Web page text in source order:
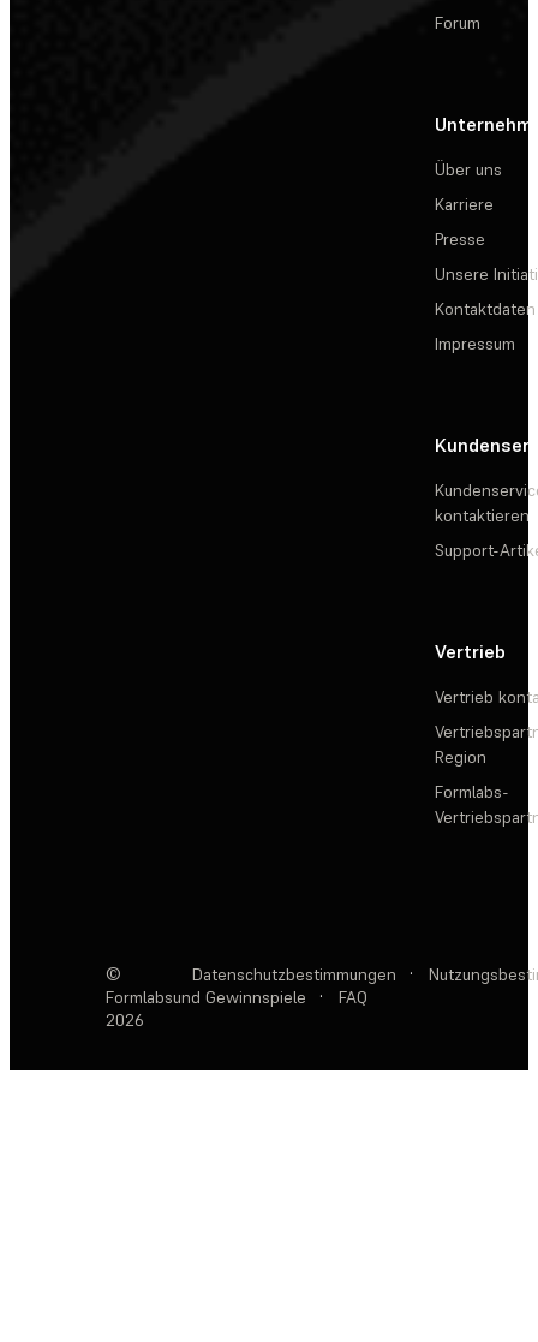
Forum
Über uns
Karriere
Presse
Unsere
Kontaktdaten
Impressum
kontaktieren
Support-
Vertrieb
Vertrieb
Region
Formlabs-
©
Formlabs
2026
Datenschutzbestimmungen ·
und Gewinnspiele
· FAQ